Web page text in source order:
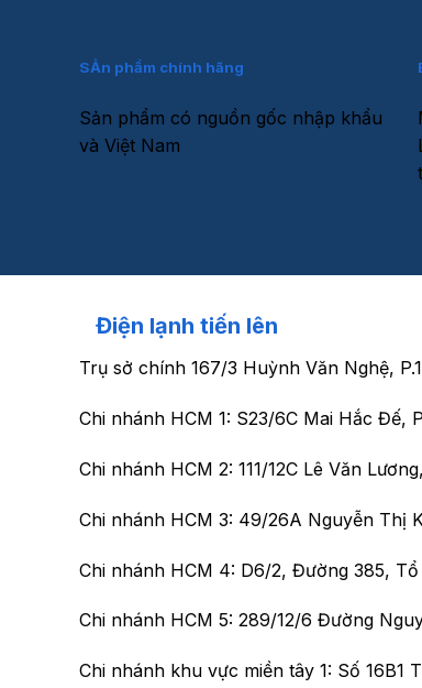
SẢn phẩm chính hãng
Sản phẩm có nguồn gốc nhập khẩu
và Việt Nam
Điện lạnh tiến lên
Trụ sở chính 167/3 Huỳnh Văn Nghệ,
Chi nhánh HCM 1: S23/6C Mai Hắc Đế,
Chi nhánh HCM 2: 111/12C Lê Văn
Chi nhánh HCM 3: 49/26A Nguyễn Thị
Chi nhánh HCM 4: D6/2, Đường 385,
Chi nhánh HCM 5: 289/12/6 Đường
Chi nhánh khu vực miền tây 1: Số 16B1